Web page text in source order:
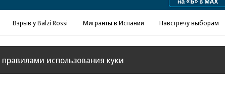
Взрыв у Balzi Rossi Мигранты в Испании Навстречу выборам
правилами использования куки